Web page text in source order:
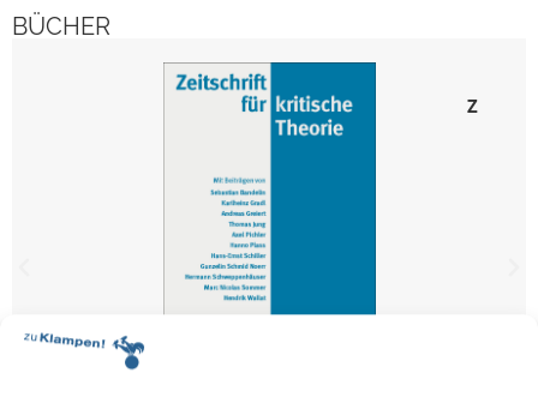
BÜCHER
KARLHEINZ GRADL